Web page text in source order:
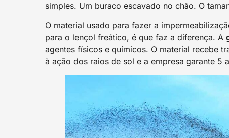
simples. Um buraco escavado no chão. O
O material usado para fazer a
para o lençol freático, é que faz a diferença. A
agentes físicos e químicos. O material recebe
à ação dos raios de sol e a empresa garante 5